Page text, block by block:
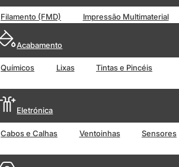
Filamento (FMD) Impressão Multimaterial
Acabamento
Químicos Lixas Tintas e Pincéis
Eletrónica
Cabos e Calhas Ventoinhas Sensores